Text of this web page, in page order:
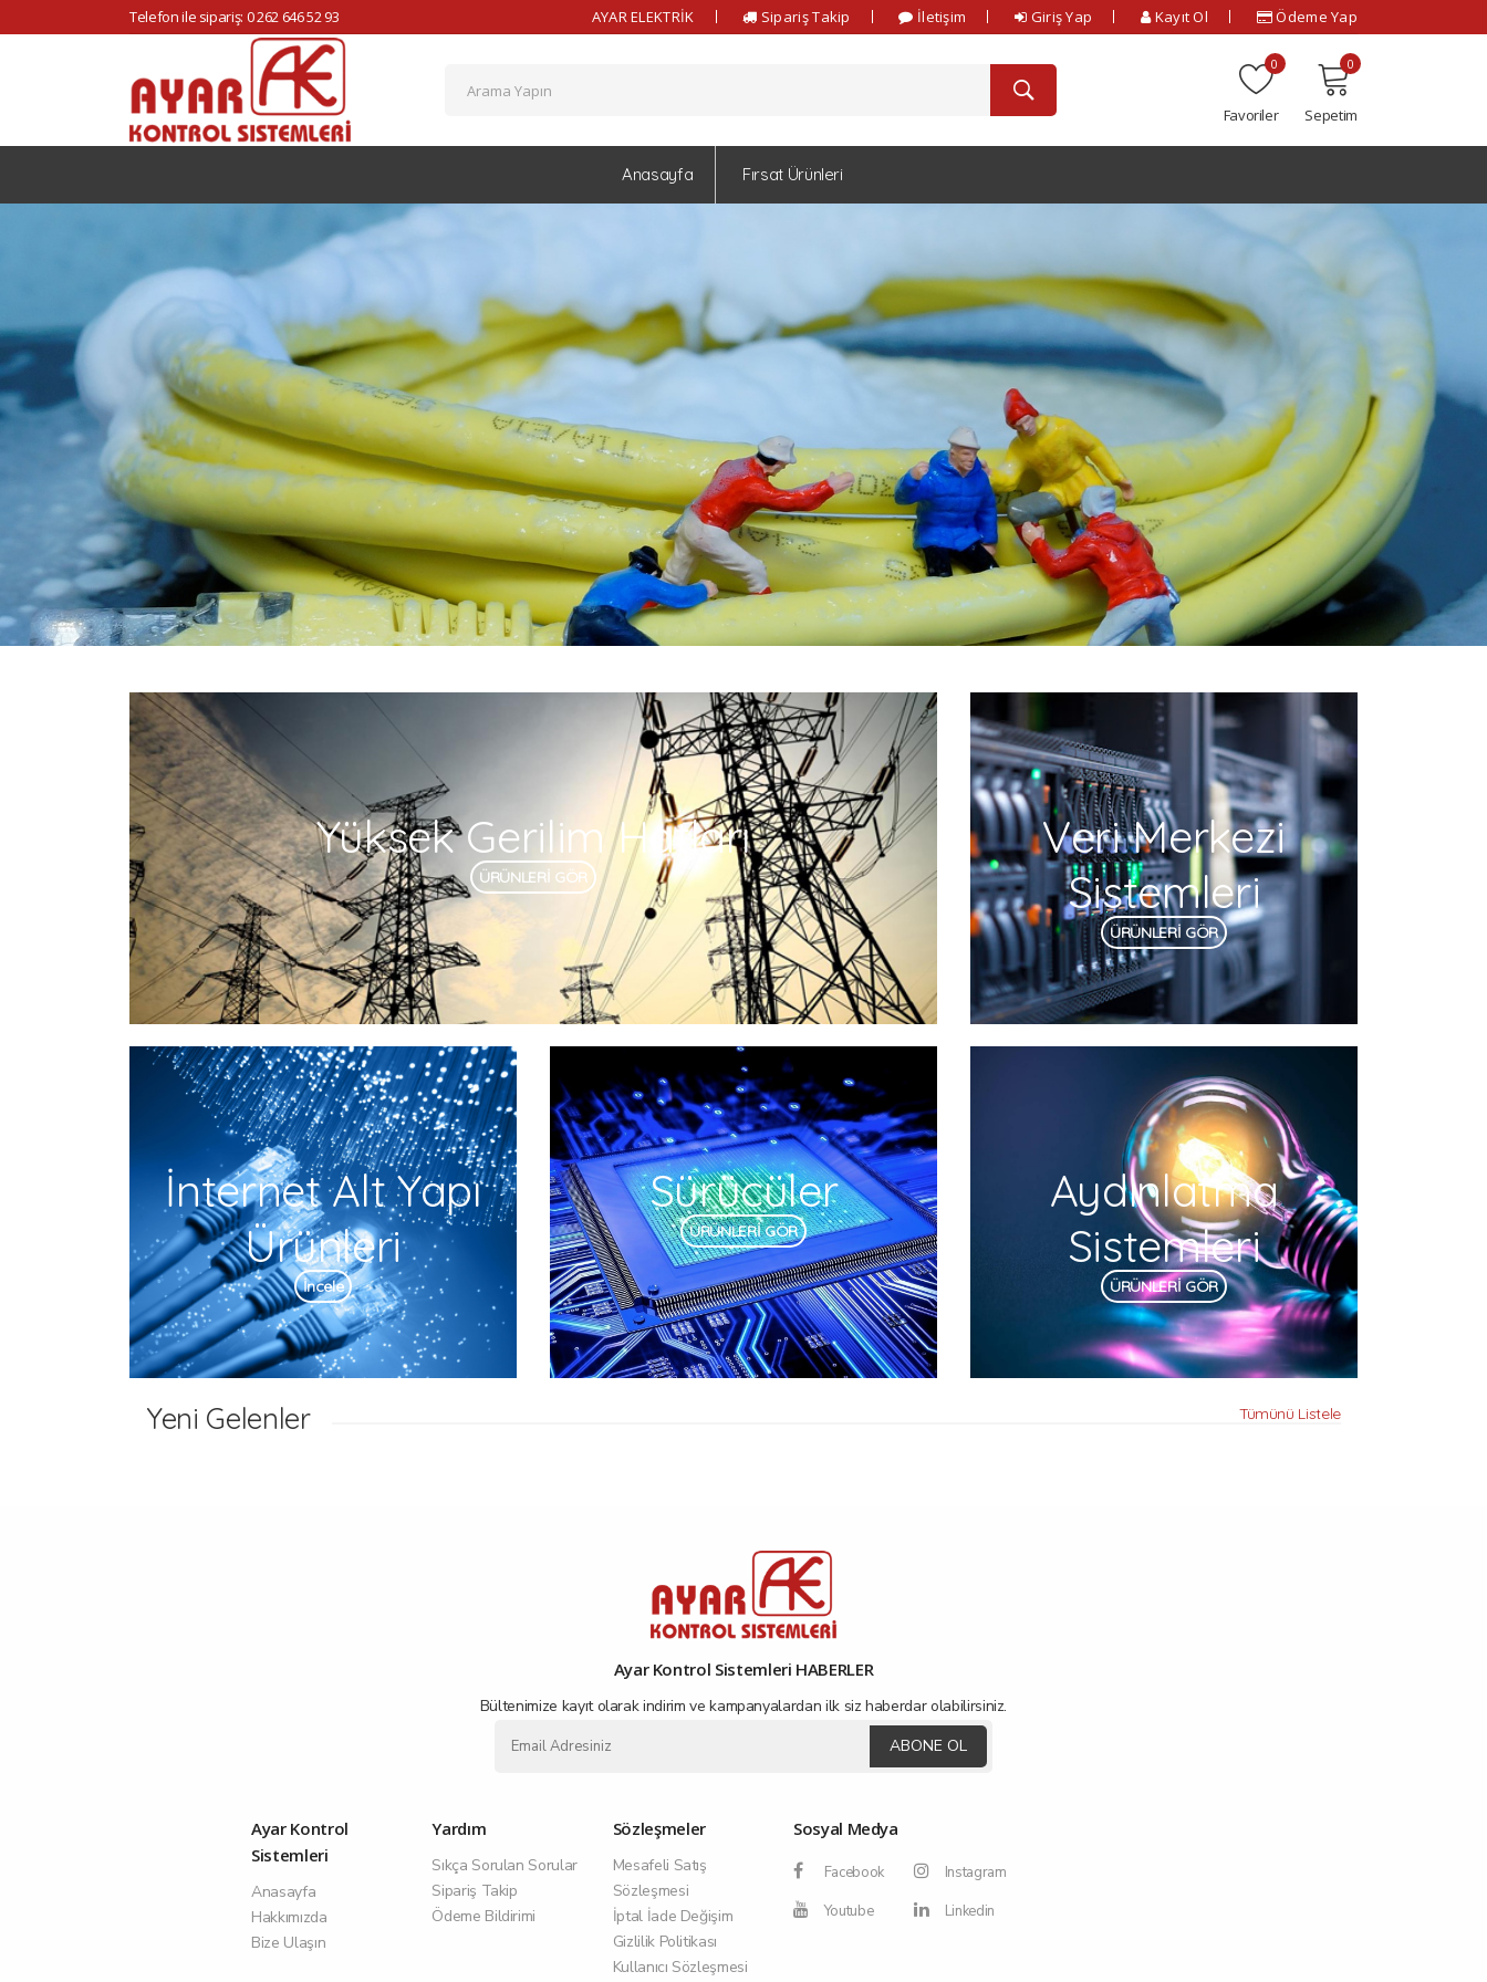
Telefon ile sipariş: 0 262 646 52 93 AYAR ELEKTRİK Sipariş Takip İletişim Giriş Yap Kayıt Ol Ödeme Yap
Favoriler
0
Sepetim
0
Anasayfa Fırsat Ürünleri
Yüksek Gerilim Hatları
ÜRÜNLERİ GÖR
Veri Merkezi
Sistemleri
ÜRÜNLERİ GÖR
İnternet Alt Yapı
Ürünleri
İncele
Sürücüler
ÜRÜNLERİ GÖR
Aydınlatma
Sistemleri
ÜRÜNLERİ GÖR
Yeni Gelenler Tümünü Listele
Ayar Kontrol Sistemleri HABERLER
Bültenimize kayıt olarak indirim ve kampanyalardan ilk siz haberdar olabilirsiniz.
ABONE OL
Ayar Kontrol
Sistemleri
Anasayfa
Hakkımızda
Bize Ulaşın
Yardım
Sıkça Sorulan Sorular
Sipariş Takip
Ödeme Bildirimi
Sözleşmeler
Mesafeli Satış
Sözleşmesi
İptal İade Değişim
Gizlilik Politikası
Kullanıcı Sözleşmesi
Sosyal Medya
Facebook
Instagram
Youtube
Linkedin